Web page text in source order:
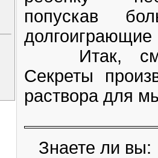
попускав
Итак,
Секреты
раствора для
Знаете ли вы: